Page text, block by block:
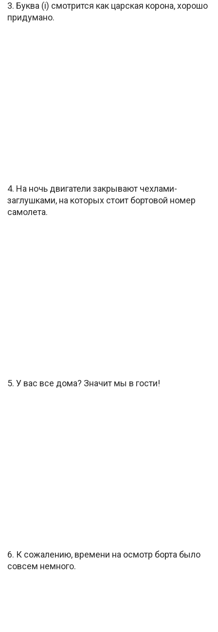
3. Буква (i) смотрится как царская корона, хорошо
придумано.
4. На ночь двигатели закрывают чехлами-
заглушками, на которых стоит бортовой номер
самолета.
5. У вас все дома? Значит мы в гости!
6. К сожалению, времени на осмотр борта было
совсем немного.